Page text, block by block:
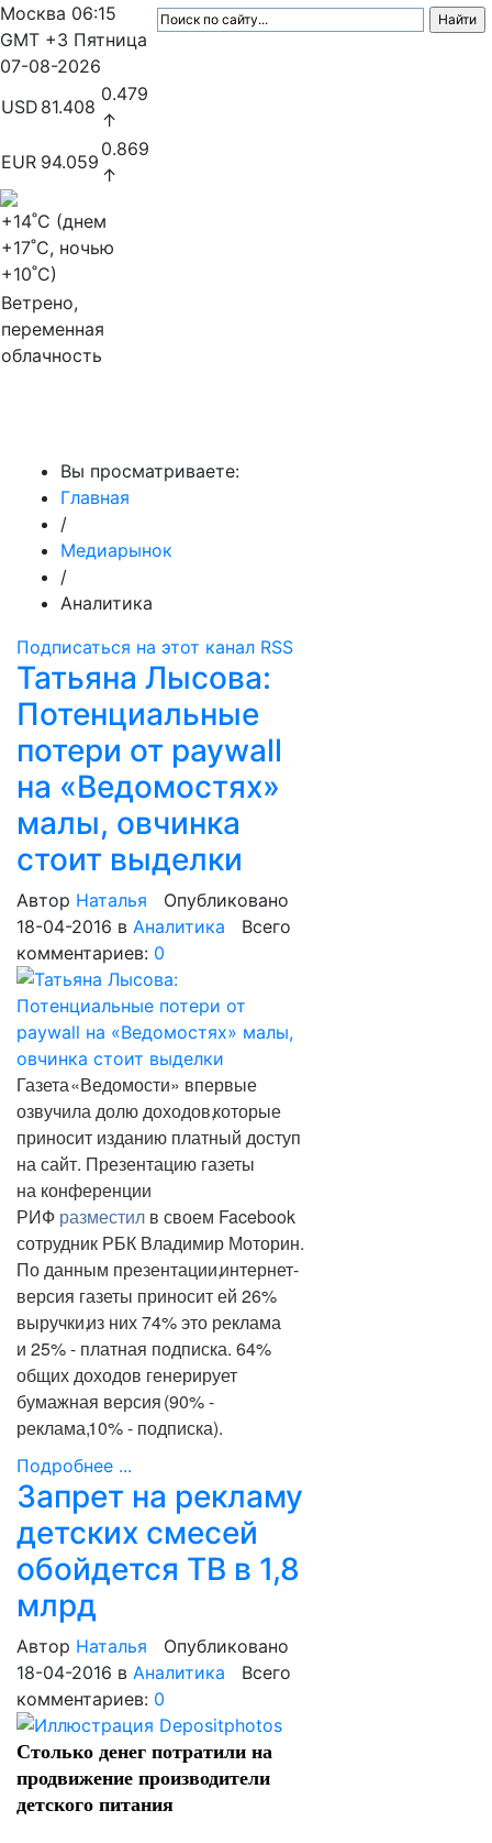
Москва 06:15
GMT +3 Пятница
07-08-2026
USD 81.408
0.479
↑
EUR 94.059
0.869
↑
+14˚C (днем
+17˚C, ночью
+10˚C)
Ветрено,
переменная
облачность
Вы просматриваете:
Главная
/
Медиарынок
/
Аналитика
Подписаться на этот канал RSS
Татьяна Лысова:
Потенциальные
потери от paywall
на «Ведомостях»
малы, овчинка
стоит выделки
Автор Наталья
Опубликовано
18-04-2016 в Аналитика Всего
комментариев: 0
Газета«Ведомости» впервые
озвучила долю доходов,которые
приносит изданию платный доступ
на сайт. Презентацию газеты
на конференции
РИФ разместил в своем Facebook
сотрудник РБК Владимир Моторин.
По данным презентации,интернет-
версия газеты приносит ей 26%
выручки,из них 74% это реклама
и 25% - платная подписка. 64%
общих доходов генерирует
бумажная версия(90% -
реклама,10% - подписка).
Подробнее ...
Запрет на рекламу
детских смесей
обойдется ТВ в 1,8
млрд
Автор Наталья
Опубликовано
18-04-2016 в Аналитика Всего
комментариев: 0
Столько денег потратили на
продвижение производители
детского питания